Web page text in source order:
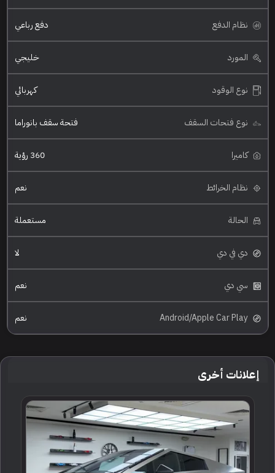
نظام الدفع دفع رباعي
المورد خليجي
نوع الوقود كهربائي
نوع فتحات السقف فتحة سقف بانوراما
كاميرا 360 رؤية
نظام الخرائط نعم
الحالة مستعملة
دي في دي لا
سي دي نعم
Android/Apple Car Play نعم
إعلانات أخرى